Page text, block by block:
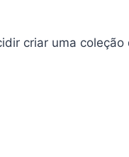
criar uma